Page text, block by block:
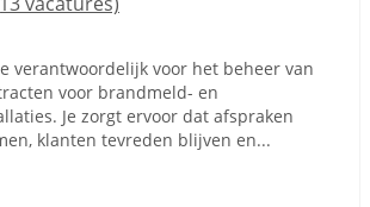
verantwoordelijk voor het beheer van
voor brandmeld- en
Je zorgt ervoor dat afspraken
klanten tevreden blijven en...